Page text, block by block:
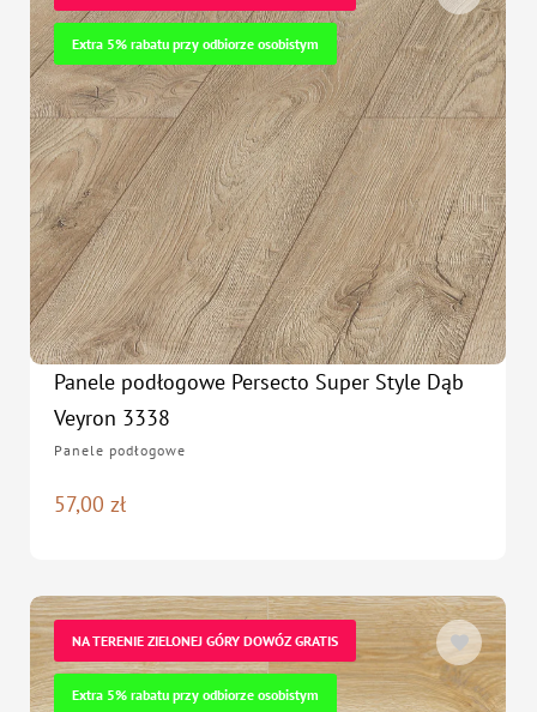
Extra 5% rabatu przy odbiorze osobistym
Panele podłogowe Persecto Super Style Dąb
Veyron 3338
Panele podłogowe
zł
57,00
NA TERENIE ZIELONEJ GÓRY DOWÓZ GRATIS
Extra 5% rabatu przy odbiorze osobistym